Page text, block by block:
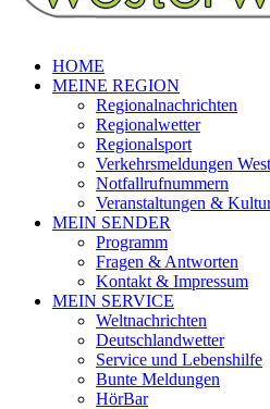
HOME
MEINE REGION
Regionalnachrichten
Regionalwetter
Regionalsport
Verkehrsmeldungen
Notfallrufnummern
Veranstaltungen &
MEIN SENDER
Programm
Fragen & Antworten
Kontakt & Impressum
MEIN SERVICE
Weltnachrichten
Deutschlandwetter
Service und Lebenshilfe
Bunte Meldungen
HörBar